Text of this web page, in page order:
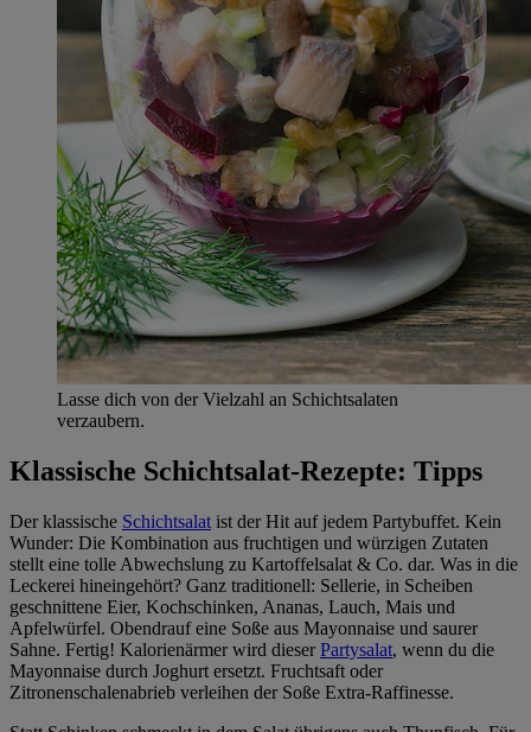
Lasse dich von der Vielzahl an Schichtsalaten
verzaubern.
Klassische Schichtsalat-Rezepte: Tipps
Der klassische Schichtsalat ist der Hit auf jedem Partybuffet. Kein
Wunder: Die Kombination aus fruchtigen und würzigen Zutaten
stellt eine tolle Abwechslung zu Kartoffelsalat & Co. dar. Was in die
Leckerei hineingehört? Ganz traditionell: Sellerie, in Scheiben
geschnittene Eier, Kochschinken, Ananas, Lauch, Mais und
Apfelwürfel. Obendrauf eine Soße aus Mayonnaise und saurer
Sahne. Fertig! Kalorienärmer wird dieser Partysalat, wenn du die
Mayonnaise durch Joghurt ersetzt. Fruchtsaft oder
Zitronenschalenabrieb verleihen der Soße Extra-Raffinesse.